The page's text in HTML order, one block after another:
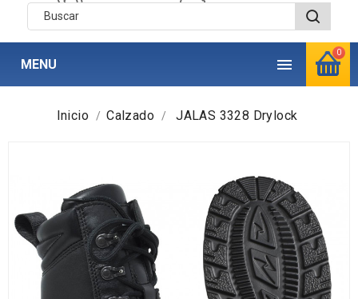
0
910 850 040 personalizados

MENU
Inicio Calzado JALAS 3328 Drylock